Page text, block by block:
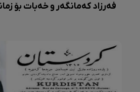
فەرزاد کەمانگەر و خەبات بۆ